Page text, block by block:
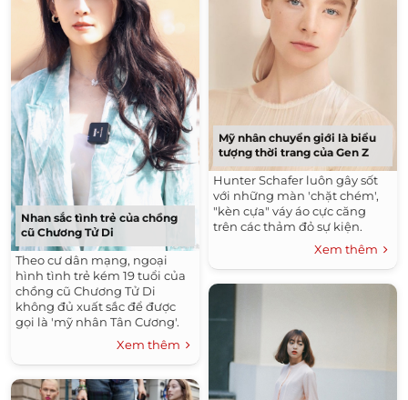
Nhan sắc tình trẻ của chồng
cũ Chương Tử Di
Theo cư dân mạng, ngoại
hình tình trẻ kém 19 tuổi của
chồng cũ Chương Tử Di
không đủ xuất sắc để được
gọi là 'mỹ nhân Tân Cương'.
Xem thêm
Mỹ nhân chuyển giới là biểu
tượng thời trang của Gen Z
Hunter Schafer luôn gây sốt
với những màn 'chặt chém',
"kèn cựa" váy áo cực căng
trên các thảm đỏ sự kiện.
Xem thêm